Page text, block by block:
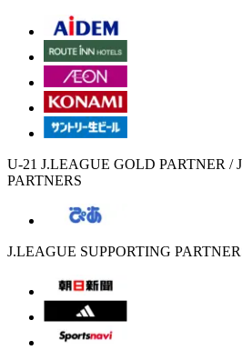
U-21 J.LEAGUE GOLD PARTNER /
PARTNERS
J.LEAGUE SUPPORTING